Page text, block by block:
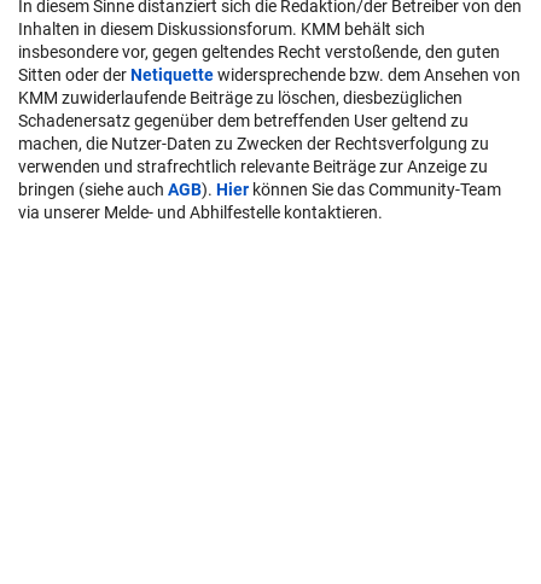
In diesem Sinne distanziert sich die Redaktion/der Betreiber von den
Inhalten in diesem Diskussionsforum. KMM behält sich
insbesondere vor, gegen geltendes Recht verstoßende, den guten
Sitten oder derNetiquettewidersprechende bzw. dem Ansehen von
KMM zuwiderlaufende Beiträge zu löschen, diesbezüglichen
Schadenersatz gegenüber dem betreffenden User geltend zu
machen, die Nutzer-Daten zu Zwecken der Rechtsverfolgung zu
verwenden und strafrechtlich relevante Beiträge zur Anzeige zu
bringen (siehe auch AGB). Hier können Sie das Community-Team
via unserer Melde- und Abhilfestelle kontaktieren.